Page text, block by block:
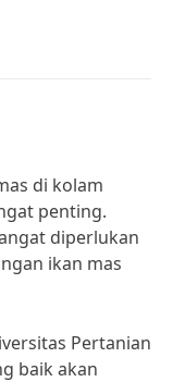
di kolam
penting.
diperlukan
ikan mas
Pertanian
baik akan